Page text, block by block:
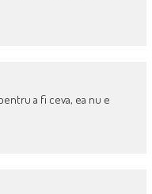
a fi ceva, ea nu e